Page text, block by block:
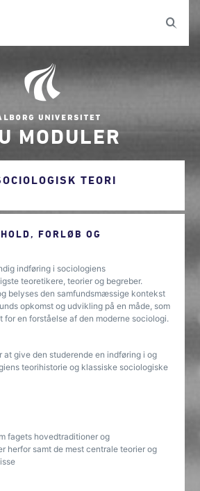
MODULER
TEORI
FORLØB OG
indføring i sociologiens
teoretikere, teorier og begreber.
belyses den samfundsmæssige kontekst
opkomst og udvikling på en måde, som
for en forståelse af den moderne sociologi.
at give den studerende en indføring i og
teorihistorie og klassiske sociologiske
fagets hovedtraditioner og
herfor samt de mest centrale teorier og